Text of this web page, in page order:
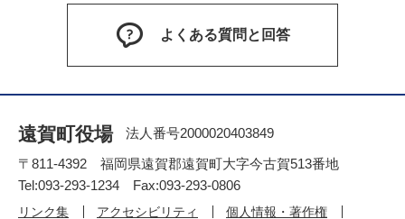
よくある質問と回答
遠賀町役場
法人番号2000020403849
〒811-4392 福岡県遠賀郡遠賀町大字今古賀513番地
Tel:093-293-1234 Fax:093-293-0806
リンク集 アクセシビリティ 個人情報・著作権